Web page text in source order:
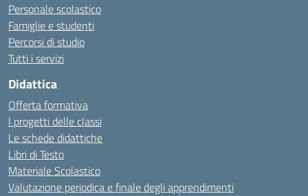
Personale scolastico
Famiglie e studenti
Percorsi di studio
Tutti i servizi
Didattica
Offerta formativa
I progetti delle classi
Le schede didattiche
Libri di Testo
Materiale Scolastico
Valutazione periodica e finale degli apprendimenti